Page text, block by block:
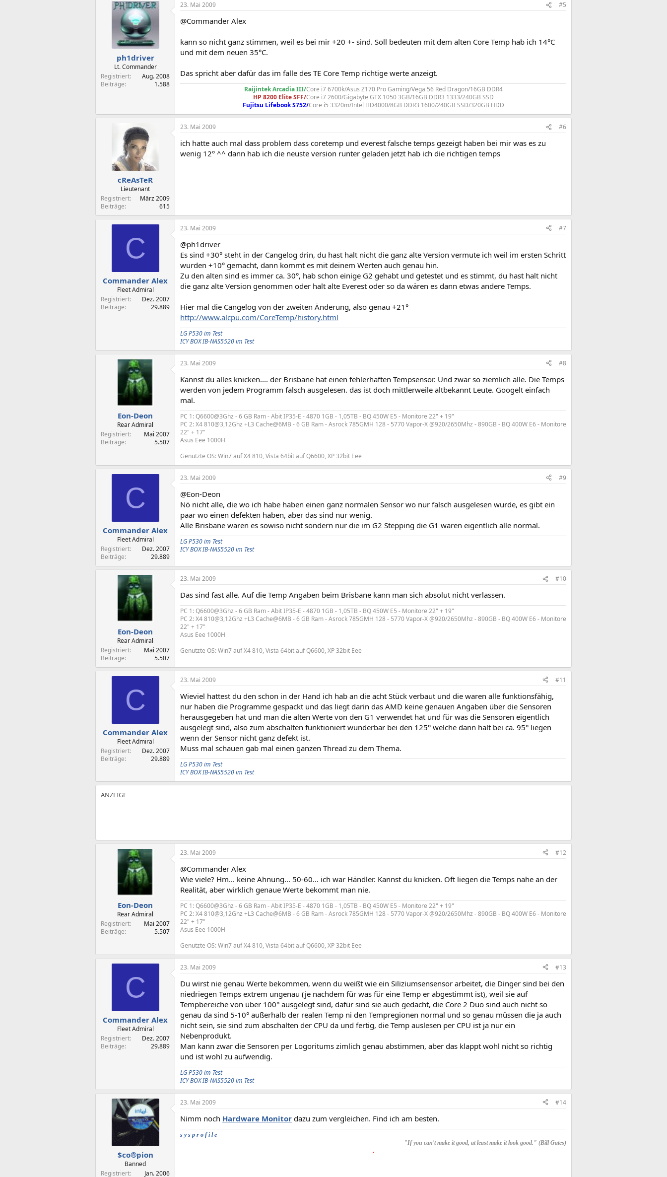
ph1driver
Lt. Commander
Registriert
Aug. 2008
Beiträge
1.588
23. Mai 2009 #5
@Commander Alex
kann so nicht ganz stimmen, weil es bei mir +20 +- sind. Soll bedeuten mit dem alten Core Temp hab ich 14°C
und mit dem neuen 35°C.
Das spricht aber dafür das im falle des TE Core Temp richtige werte anzeigt.
Raijintek Arcadia III/Core i7 6700k/Asus Z170 Pro Gaming/Vega 56 Red Dragon/16GB DDR4
HP 8200 Elite SFF/Core i7 2600/Gigabyte GTX 1050 3GB/16GB DDR3 1333/240GB SSD
Fujitsu Lifebook S752/Core i5 3320m/Intel HD4000/8GB DDR3 1600/240GB SSD/320GB HDD​
cReAsTeR
Lieutenant
Registriert
März 2009
Beiträge
615
23. Mai 2009 #6
ich hatte auch mal dass problem dass coretemp und everest falsche temps gezeigt haben bei mir was es zu
wenig 12° ^^ dann hab ich die neuste version runter geladen jetzt hab ich die richtigen temps
C
Commander Alex
Fleet Admiral
Registriert
Dez. 2007
Beiträge
29.889
23. Mai 2009 #7
@ph1driver
Es sind +30° steht in der Cangelog drin, du hast halt nicht die ganz alte Version vermute ich weil im ersten Schritt
wurden +10° gemacht, dann kommt es mit deinem Werten auch genau hin.
Zu den alten sind es immer ca. 30°, hab schon einige G2 gehabt und getestet und es stimmt, du hast halt nicht
die ganz alte Version genommen oder halt alte Everest oder so da wären es dann etwas andere Temps.
Hier mal die Cangelog von der zweiten Änderung, also genau +21°
http://www.alcpu.com/CoreTemp/history.html
LG P530 im Test
ICY BOX IB-NAS5520 im Test
Eon-Deon
Rear Admiral
Registriert
Mai 2007
Beiträge
5.507
23. Mai 2009 #8
Kannst du alles knicken.... der Brisbane hat einen fehlerhaften Tempsensor. Und zwar so ziemlich alle. Die Temps
werden von jedem Programm falsch ausgelesen. das ist doch mittlerweile altbekannt Leute. Googelt einfach
mal.
PC 1: Q6600@3Ghz - 6 GB Ram - Abit IP35-E - 4870 1GB - 1,05TB - BQ 450W E5 - Monitore 22" + 19"
PC 2: X4 810@3,12Ghz +L3 Cache@6MB - 6 GB Ram - Asrock 785GMH 128 - 5770 Vapor-X @920/2650Mhz - 890GB - BQ 400W E6 - Monitore
22" + 17"
Asus Eee 1000H
Genutzte OS: Win7 auf X4 810, Vista 64bit auf Q6600, XP 32bit Eee
C
Commander Alex
Fleet Admiral
Registriert
Dez. 2007
Beiträge
29.889
23. Mai 2009 #9
@Eon-Deon
Nö nicht alle, die wo ich habe haben einen ganz normalen Sensor wo nur falsch ausgelesen wurde, es gibt ein
paar wo einen defekten haben, aber das sind nur wenig.
Alle Brisbane waren es sowiso nicht sondern nur die im G2 Stepping die G1 waren eigentlich alle normal.
LG P530 im Test
ICY BOX IB-NAS5520 im Test
Eon-Deon
Rear Admiral
Registriert
Mai 2007
Beiträge
5.507
23. Mai 2009 #10
Das sind fast alle. Auf die Temp Angaben beim Brisbane kann man sich absolut nicht verlassen.
PC 1: Q6600@3Ghz - 6 GB Ram - Abit IP35-E - 4870 1GB - 1,05TB - BQ 450W E5 - Monitore 22" + 19"
PC 2: X4 810@3,12Ghz +L3 Cache@6MB - 6 GB Ram - Asrock 785GMH 128 - 5770 Vapor-X @920/2650Mhz - 890GB - BQ 400W E6 - Monitore
22" + 17"
Asus Eee 1000H
Genutzte OS: Win7 auf X4 810, Vista 64bit auf Q6600, XP 32bit Eee
C
Commander Alex
Fleet Admiral
Registriert
Dez. 2007
Beiträge
29.889
23. Mai 2009 #11
Wieviel hattest du den schon in der Hand ich hab an die acht Stück verbaut und die waren alle funktionsfähig,
nur haben die Programme gespackt und das liegt darin das AMD keine genauen Angaben über die Sensoren
herausgegeben hat und man die alten Werte von den G1 verwendet hat und für was die Sensoren eigentlich
ausgelegt sind, also zum abschalten funktioniert wunderbar bei den 125° welche dann halt bei ca. 95° liegen
wenn der Sensor nicht ganz defekt ist.
Muss mal schauen gab mal einen ganzen Thread zu dem Thema.
LG P530 im Test
ICY BOX IB-NAS5520 im Test
Eon-Deon
Rear Admiral
Registriert
Mai 2007
Beiträge
5.507
23. Mai 2009 #12
@Commander Alex
Wie viele? Hm... keine Ahnung... 50-60... ich war Händler. Kannst du knicken. Oft liegen die Temps nahe an der
Realität, aber wirklich genaue Werte bekommt man nie.
PC 1: Q6600@3Ghz - 6 GB Ram - Abit IP35-E - 4870 1GB - 1,05TB - BQ 450W E5 - Monitore 22" + 19"
PC 2: X4 810@3,12Ghz +L3 Cache@6MB - 6 GB Ram - Asrock 785GMH 128 - 5770 Vapor-X @920/2650Mhz - 890GB - BQ 400W E6 - Monitore
22" + 17"
Asus Eee 1000H
Genutzte OS: Win7 auf X4 810, Vista 64bit auf Q6600, XP 32bit Eee
C
Commander Alex
Fleet Admiral
Registriert
Dez. 2007
Beiträge
29.889
23. Mai 2009 #13
Du wirst nie genau Werte bekommen, wenn du weißt wie ein Siliziumsensensor arbeitet, die Dinger sind bei den
niedriegen Temps extrem ungenau (je nachdem für was für eine Temp er abgestimmt ist), weil sie auf
Tempbereiche von über 100° ausgelegt sind, dafür sind sie auch gedacht, die Core 2 Duo sind auch nicht so
genau da sind 5-10° außerhalb der realen Temp ni den Tempregionen normal und so genau müssen die ja auch
nicht sein, sie sind zum abschalten der CPU da und fertig, die Temp auslesen per CPU ist ja nur ein
Nebenprodukt.
Man kann zwar die Sensoren per Logoritums zimlich genau abstimmen, aber das klappt wohl nicht so richtig
und ist wohl zu aufwendig.
LG P530 im Test
ICY BOX IB-NAS5520 im Test
$co®pion
Banned
Registriert
Jan. 2006
23. Mai 2009 #14
Nimm noch Hardware Monitor dazu zum vergleichen. Find ich am besten.
s y s p r o f i l e
"If you can't make it good, at least make it look good." (Bill Gates)
.